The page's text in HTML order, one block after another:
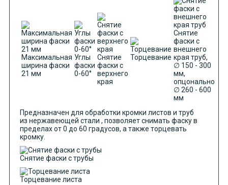
Максимальная
ширина фаски
21 мм
Углы
фаски
0-60°
Снятие
фаски с
верхнего
края
Торцевание
Снятие
фаски с
внешнего
края труб,
∅ 150 - 300
мм,
опцонально
∅ 260 - 600
мм
Предназначен для обработки кромки листов и труб
из нержавеющей стали , позволяет снимать фаску в
пределах от 0 до 60 градусов, а также торцевать
кромку.
Снятие фаски с трубы
Торцевание листа